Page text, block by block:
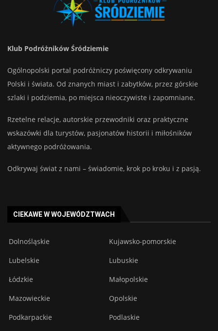
Klub Podróżników Śródziemie
Ogólnopolski portal podróżniczy poświęcony odkrywaniu
Polski i świata. Od znanych miast i zabytków, przez górskie
szlaki i podziemia, po miejsca nieoczywiste i zapomniane.
Rzetelne relacje, autorskie przewodniki oraz praktyczne
wskazówki dla turystów, pasjonatów historii i miłośników
aktywnego podróżowania.
Odkrywaj świat z nami – świadomie, krok po kroku i z pasją.
CIEKAWE W WOJEWÓDZTWACH
Dolnośląskie Kujawsko-pomorskie
Lubelskie Lubuskie
Łódzkie Małopolskie
Mazowieckie Opolskie
Podkarpackie Podlaskie